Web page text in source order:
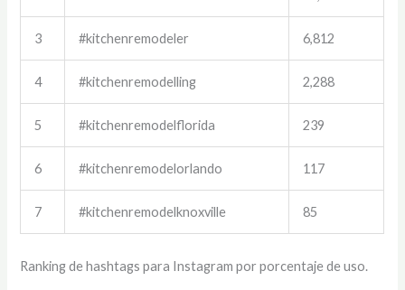
3 #kitchenremodeler 6,812
4 #kitchenremodelling 2,288
5 #kitchenremodelflorida 239
6 #kitchenremodelorlando 117
7 #kitchenremodelknoxville 85
Ranking de hashtags para Instagram por porcentaje de uso.